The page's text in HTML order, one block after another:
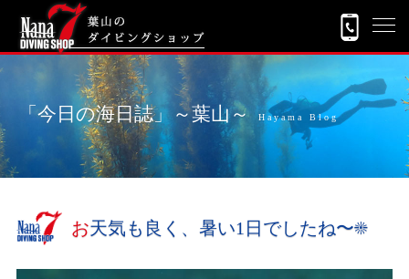
「今日の海日誌」～葉山～ Hayama Blog
お天気も良く、暑い1日でしたね〜☀️